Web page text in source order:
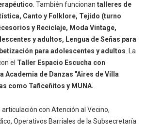
. También funcionan talleres de
Canto y Folklore, Tejido (turno
y Reciclaje, Moda Vintage,
y adultos, Lengua de Señas para
para adolescentes y adultos. La
el Taller Espacio Escucha con
Academia de Danzas "Aires de Villa
como Taficeñitos y MUNA.
articulación con Atención al Vecino,
Operativos Barriales de la Subsecretaría